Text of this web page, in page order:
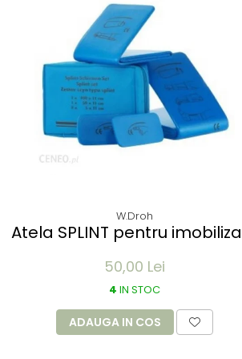
W.Droh
Atela SPLINT pentru
impermeabila, radio-
transparenta - rola 50x11 cm
50,00 Lei
4 IN STOC
ADAUGA IN COS